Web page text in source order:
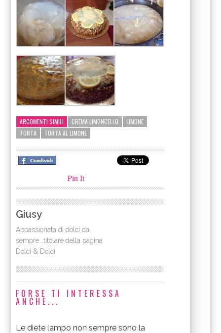
ARGOMENTI SIMILI CREMA LIMONCELLO
LIMONE
TORTA
TORTA AL LIMONE
Pin It
Giusy
Appassionata di dolci da
sempre...titolare della pagina
Dolci & Dolci
FORSE TI INTERESSA
ANCHE...
Le diete lampo non sempre sono la